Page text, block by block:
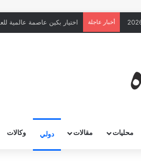
أخبار عاجلة اختيار بكين عاصمة عالمية
محليات مقالات دولي وكالات